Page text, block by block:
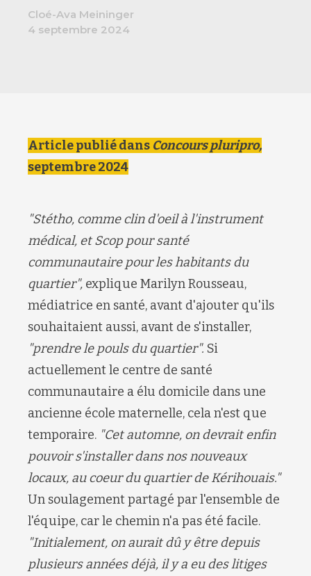
Cloé-Ava Meininger
4 septembre 2024
Article publié dans Concours pluripro,
septembre 2024
"Stétho, comme clin d'oeil à l'instrument
médical, et Scop pour santé
communautaire pour les habitants du
quartier", explique Marilyn Rousseau,
médiatrice en santé, avant d'ajouter qu'ils
souhaitaient aussi, avant de s'installer,
"prendre le pouls du quartier". Si
actuellement le centre de santé
communautaire a élu domicile dans une
ancienne école maternelle, cela n'est que
temporaire. "Cet automne, on devrait enfin
pouvoir s'installer dans nos nouveaux
locaux, au coeur du quartier de Kérihouais."
Un soulagement partagé par l'ensemble de
l'équipe, car le chemin n'a pas été facile.
"Initialement, on aurait dû y être depuis
plusieurs années déjà, il y a eu des litiges